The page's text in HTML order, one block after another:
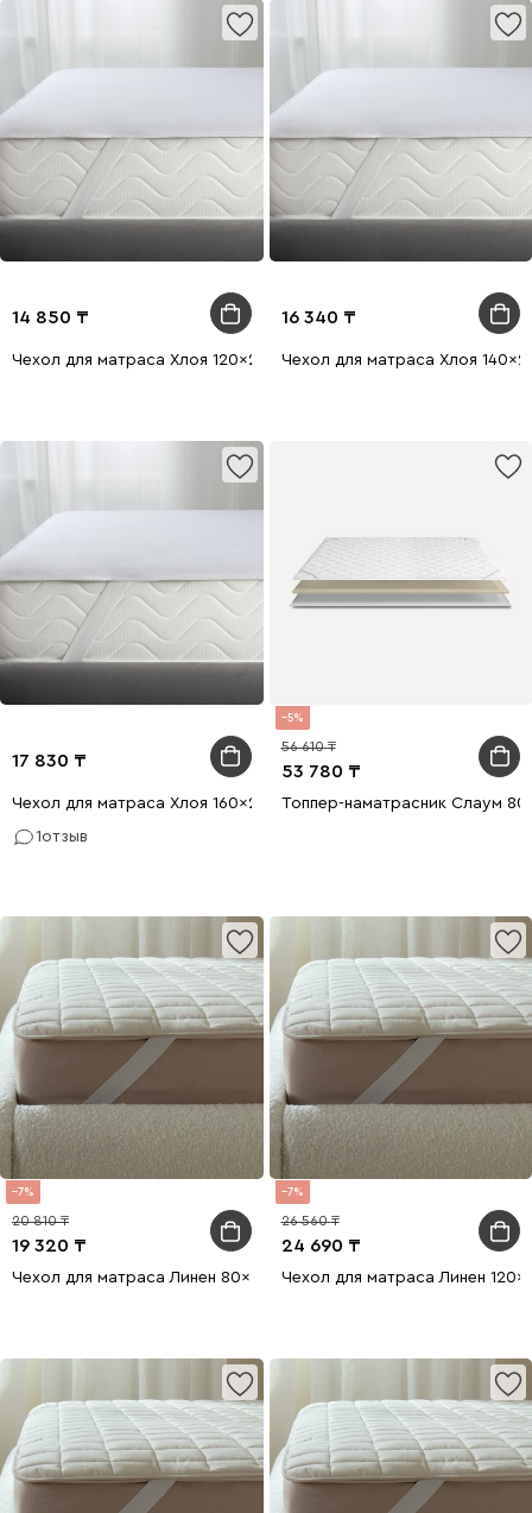
14 850
Чехол для матраса Хлоя 120x200
16 340
Чехол для матраса Хлоя
17 830
Чехол для матраса Хлоя 160x200
1отзыв
5
53 780
56 610
Топпер-наматрасник Слаум
7
19 320
20 810
Чехол для матраса Линен 80x200
7
24 690
26 560
Чехол для матраса Линен